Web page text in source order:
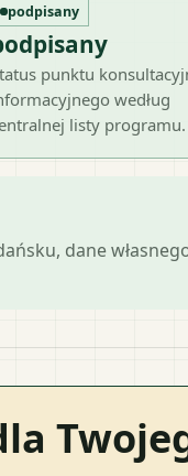
podpisany
punktu
według
listy programu.
dane